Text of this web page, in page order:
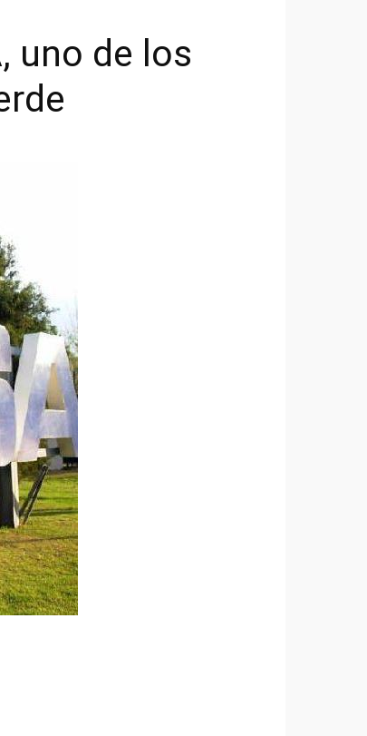
uno de los